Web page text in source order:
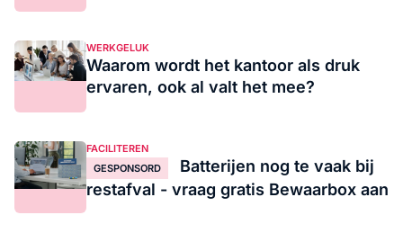
WERKGELUK
Waarom wordt het kantoor als druk
ervaren, ook al valt het mee?
FACILITEREN
GESPONSORD
Batterijen nog te vaak bij
restafval - vraag gratis Bewaarbox aan